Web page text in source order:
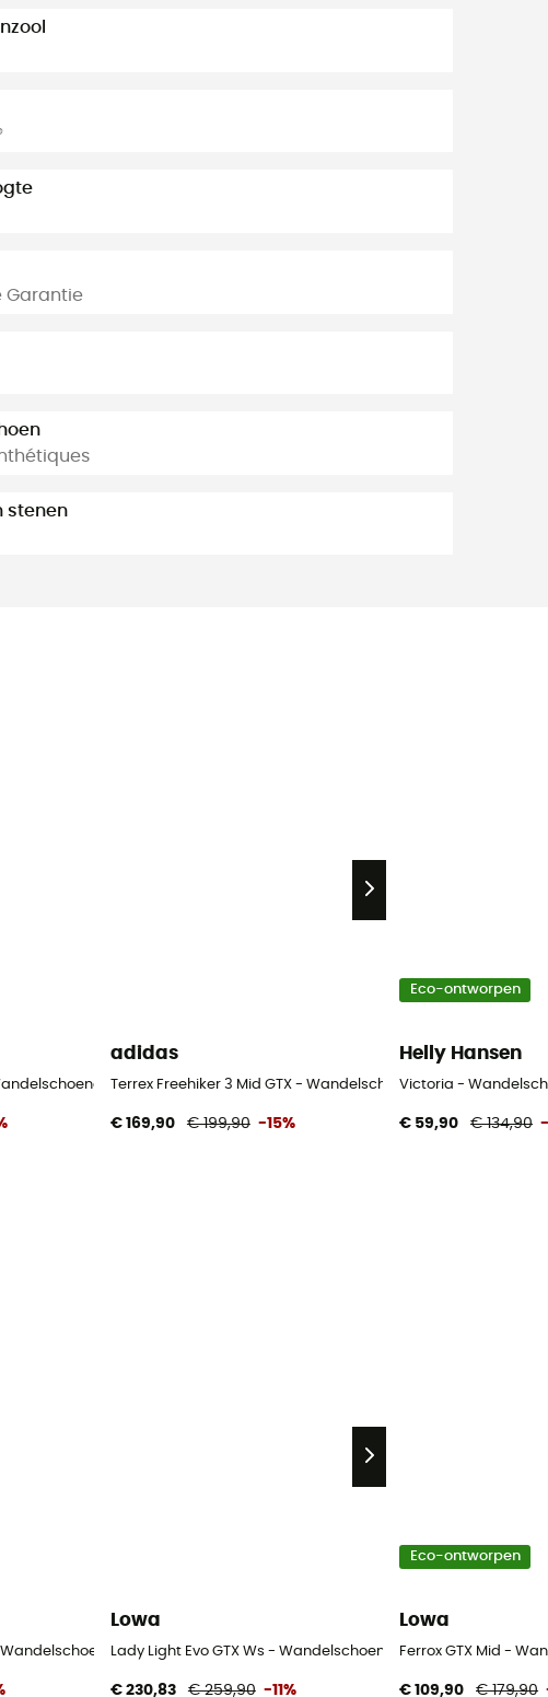
Garantie
stenen
- Dames
adidas
Terrex Freehiker 3 Mid GTX - Wandelschoenen - Dames
€ 169,90 € 199,90 -15%
Eco-ontworpen
Helly Hansen
Victoria -
€ 59,90 € 134,90
Wandelschoenen - Dames
Lowa
Lady Light Evo GTX Ws - Wandelschoenen - Dames
€ 230,83 € 259,90 -11%
Eco-ontworpen
Lowa
Ferrox GTX Mid -
€ 109,90 € 179,90